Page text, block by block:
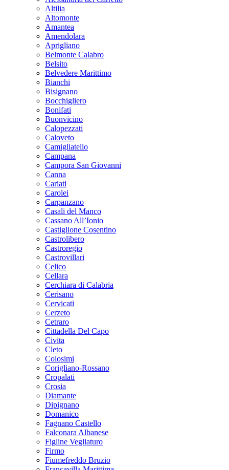
Altilia
Altomonte
Amantea
Amendolara
Aprigliano
Belmonte Calabro
Belsito
Belvedere Marittimo
Bianchi
Bisignano
Bocchigliero
Bonifati
Buonvicino
Calopezzati
Caloveto
Camigliatello
Campana
Campora San Giovanni
Canna
Cariati
Carolei
Carpanzano
Casali del Manco
Cassano All’Ionio
Castiglione Cosentino
Castrolibero
Castroregio
Castrovillari
Celico
Cellara
Cerchiara di Calabria
Cerisano
Cervicati
Cerzeto
Cetraro
Cittadella Del Capo
Civita
Cleto
Colosimi
Corigliano-Rossano
Cropalati
Crosia
Diamante
Dipignano
Domanico
Fagnano Castello
Falconara Albanese
Figline Vegliaturo
Firmo
Fiumefreddo Bruzio